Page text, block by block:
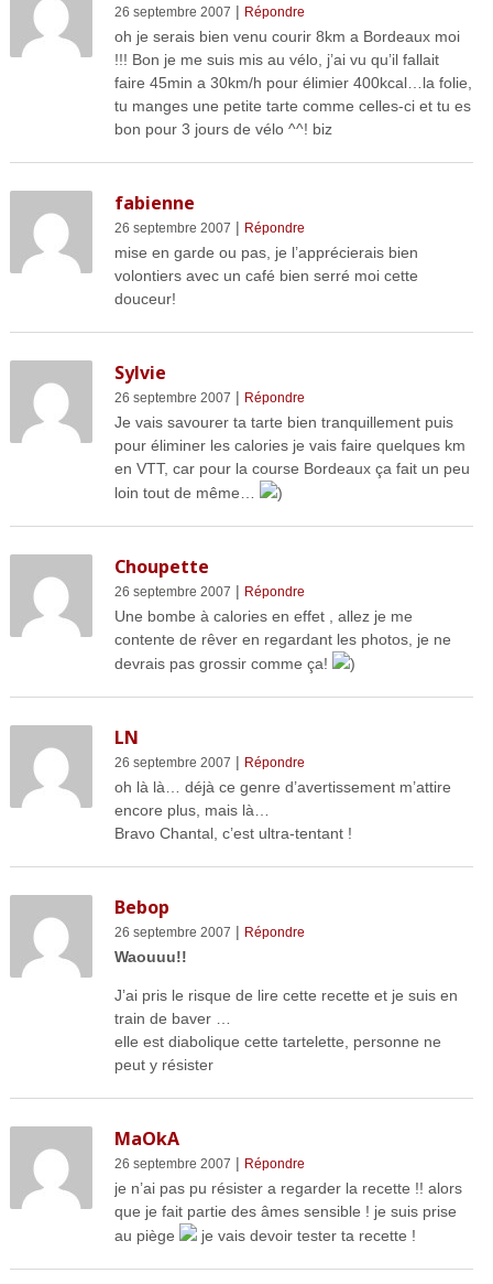
26 septembre 2007 | Répondre
oh je serais bien venu courir 8km a Bordeaux moi
!!! Bon je me suis mis au vélo, j’ai vu qu’il fallait
faire 45min a 30km/h pour élimier 400kcal…la folie,
tu manges une petite tarte comme celles-ci et tu es
bon pour 3 jours de vélo ^^! biz
fabienne
26 septembre 2007 | Répondre
mise en garde ou pas, je l’apprécierais bien
volontiers avec un café bien serré moi cette
douceur!
Sylvie
26 septembre 2007 | Répondre
Je vais savourer ta tarte bien tranquillement puis
pour éliminer les calories je vais faire quelques km
en VTT, car pour la course Bordeaux ça fait un peu
loin tout de même…
)
Choupette
26 septembre 2007 | Répondre
Une bombe à calories en effet , allez je me
contente de rêver en regardant les photos, je ne
devrais pas grossir comme ça!
)
LN
26 septembre 2007 | Répondre
oh là là… déjà ce genre d’avertissement m’attire
encore plus, mais là…
Bravo Chantal, c’est ultra-tentant !
Bebop
26 septembre 2007 | Répondre
Waouuu!!
J’ai pris le risque de lire cette recette et je suis en
train de baver …
elle est diabolique cette tartelette, personne ne
peut y résister
MaOkA
26 septembre 2007 | Répondre
je n’ai pas pu résister a regarder la recette !! alors
que je fait partie des âmes sensible ! je suis prise
au piège
je vais devoir tester ta recette !